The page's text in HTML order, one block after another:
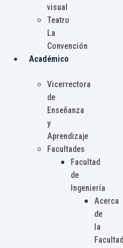
visual
Teatro
La
Convención
Académico
Vicerrectora
de
Enseñanza
y
Aprendizaje
Facultades
Facultad
de
Ingeniería
Acerca
de
la
Facultad